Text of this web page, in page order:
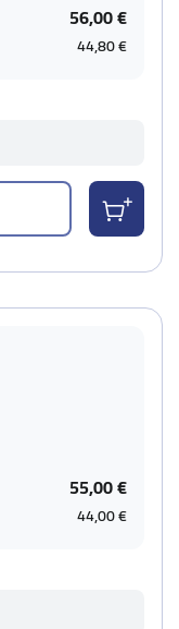
56,00 €
44,80 €
55,00 €
44,00 €